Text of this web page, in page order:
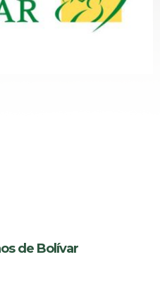
de Bolívar